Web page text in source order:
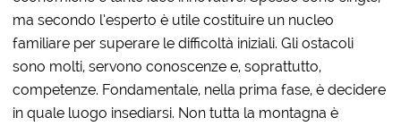
ma secondo l’esperto è utile costituire un nucleo
familiare per superare le difficoltà iniziali. Gli ostacoli
sono molti, servono conoscenze e, soprattutto,
competenze. Fondamentale, nella prima fase, è decidere
in quale luogo insediarsi. Non tutta la montagna è